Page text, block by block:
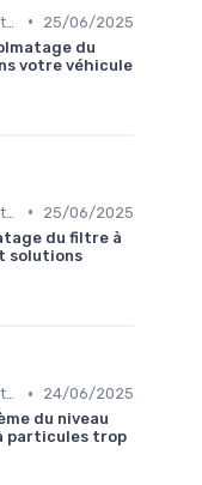
•
25/06/2025
du
votre véhicule
•
25/06/2025
du filtre à
solutions
Prévention et Diagnostic des Pannes •
24/06/2025
du niveau
particules trop